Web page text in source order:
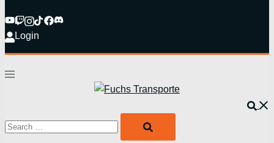
Login
Menü
Suche
Search…